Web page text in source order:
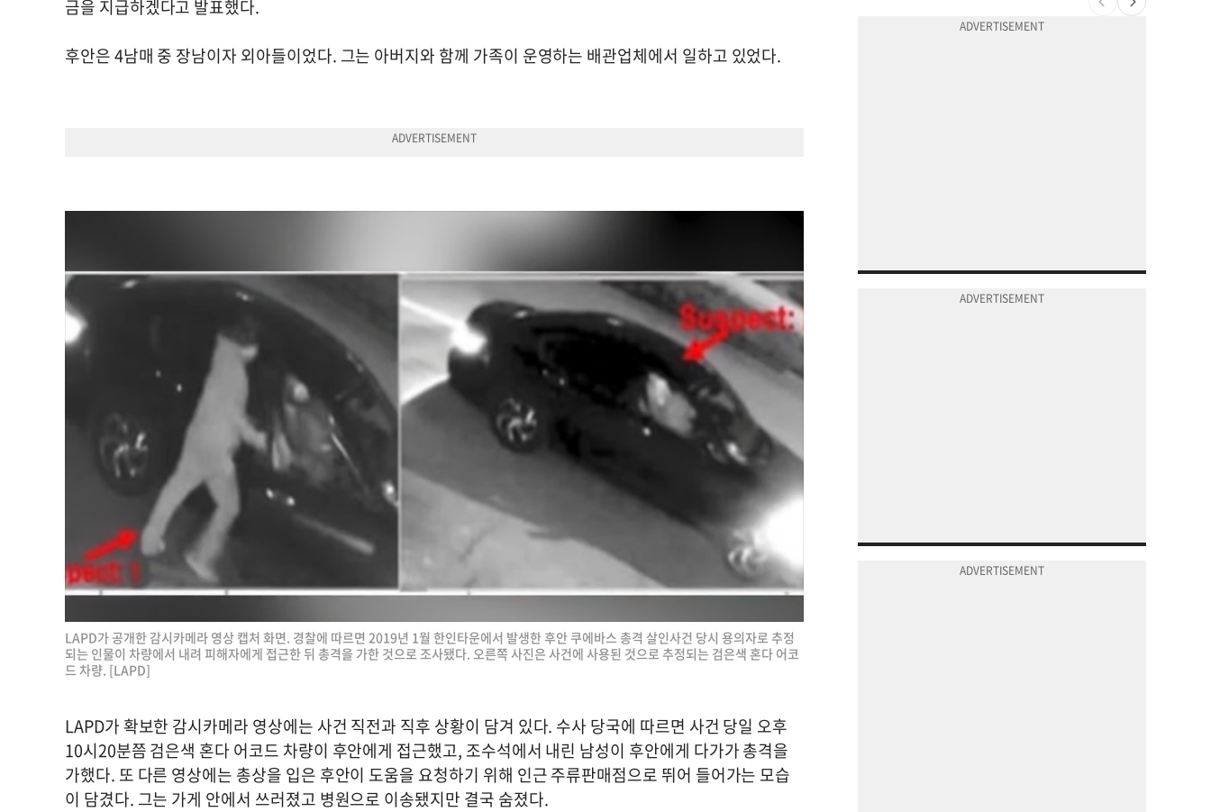
금을 지급하겠다고 발표했다.
후안은 4남매 중 장남이자 외아들이었다. 그는 아버지와 함께 가족이 운영하는 배관업체에서 일하고 있었다.
LAPD가 공개한 감시카메라 영상 캡처 화면. 경찰에 따르면 2019년 1월 한인타운에서 발생한 후안 쿠에바스 총격 살인사건 당시 용의자로 추정
되는 인물이 차량에서 내려 피해자에게 접근한 뒤 총격을 가한 것으로 조사됐다. 오른쪽 사진은 사건에 사용된 것으로 추정되는 검은색 혼다 어코
드 차량. [LAPD]
LAPD가 확보한 감시카메라 영상에는 사건 직전과 직후 상황이 담겨 있다. 수사 당국에 따르면 사건 당일 오후
10시20분쯤 검은색 혼다 어코드 차량이 후안에게 접근했고, 조수석에서 내린 남성이 후안에게 다가가 총격을
가했다. 또 다른 영상에는 총상을 입은 후안이 도움을 요청하기 위해 인근 주류판매점으로 뛰어 들어가는 모습
이 담겼다. 그는 가게 안에서 쓰러졌고 병원으로 이송됐지만 결국 숨졌다.